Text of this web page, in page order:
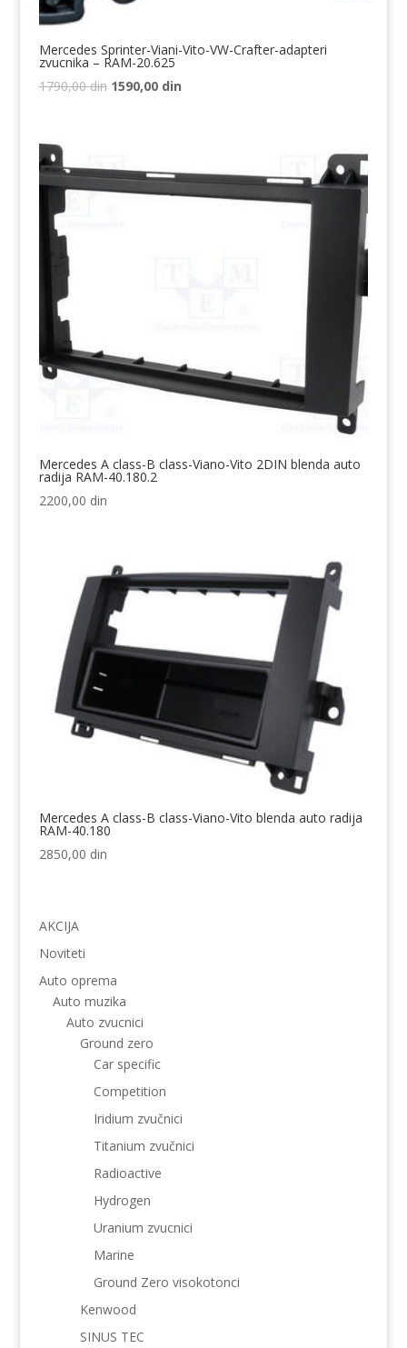
Mercedes Sprinter-Viani-Vito-VW-Crafter-adapteri
zvucnika – RAM-20.625
1790,00din Originalna
1790,00 din.
1590,00 dinTrenutna
Mercedes A class-B class-Viano-Vito 2DIN blenda auto
radija RAM-40.180.2
2200,00 din
Mercedes A class-B class-Viano-Vito blenda auto radija
RAM-40.180
2850,00 din
AKCIJA
Noviteti
Auto oprema
Auto muzika
Auto zvucnici
Ground zero
Car specific
Competition
Iridium zvučnici
Titanium zvučnici
Radioactive
Hydrogen
Uranium zvucnici
Marine
Ground Zero visokotonci
Kenwood
SINUS TEC